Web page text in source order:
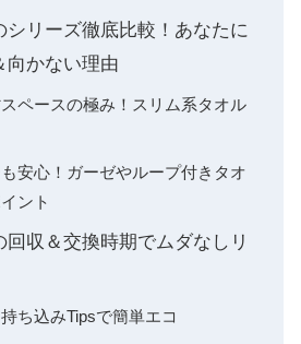
シリーズ徹底比較！あなたに
向かない理由
ペースの極み！スリム系タオル
安心！ガーゼやループ付きタオ
ント
回収＆交換時期でムダなしリ
ち込みTipsで簡単エコ